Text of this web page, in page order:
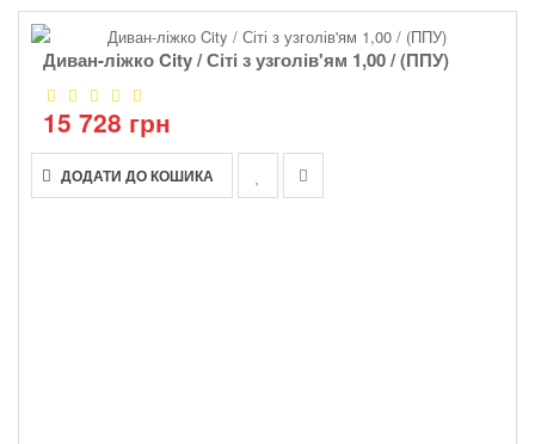
Диван-ліжко City / Сіті з узголів'ям 1,00 / (ППУ)
15 728 грн
ДОДАТИ ДО КОШИКА